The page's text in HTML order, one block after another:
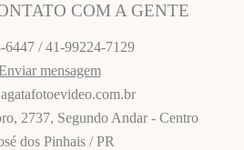
COM A GENTE
6447 / 41-99224-7129
mensagem
2737, Segundo Andar - Centro
dos Pinhais / PR